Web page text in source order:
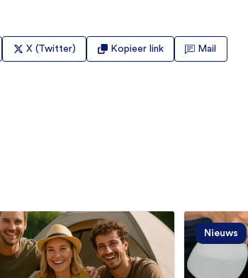
X (Twitter) Kopieer link Mail
Nieuws